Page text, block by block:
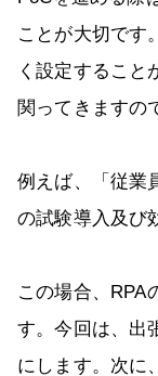
ことが大切です
く設定すること
関ってきますの
例えば、「従業
の試験導入及び
この場合、RPA
す。今回は、出
にします。次に